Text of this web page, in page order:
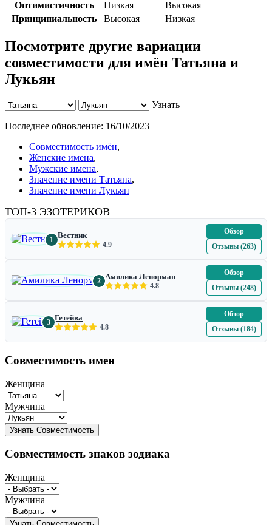
Оптимистичность Низкая
Высокая
Принципиальность
Высокая Низкая
Посмотрите другие вариации
совместимости для имён Татьяна и
Лукьян
Узнать
Последнее обновление: 16/10/2023
Совместимость имён,
Женские имена,
Мужские имена,
Значение имени Татьяна,
Значение имени Лукьян
ТОП-3 ЭЗОТЕРИКОВ
1 Вестник
4.9
Обзор
Отзывы (263)
2 Амилика Ленорман
4.8
Обзор
Отзывы (248)
3 Гетейва
4.8
Обзор
Отзывы (184)
Совместимость имен
Женщина
Мужчина
Совместимость знаков зодиака
Женщина
Мужчина